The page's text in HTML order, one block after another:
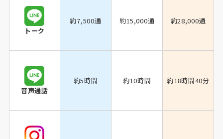
トーク
約7,500通 約15,000通 約28,000通
音声通話
約5時間 約10時間 約18時間40分